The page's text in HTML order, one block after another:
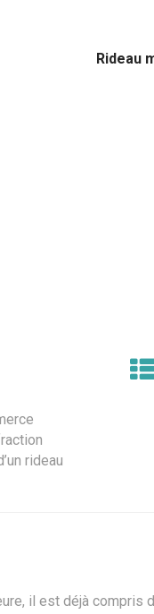
Rideau
rideau
il est déjà compris